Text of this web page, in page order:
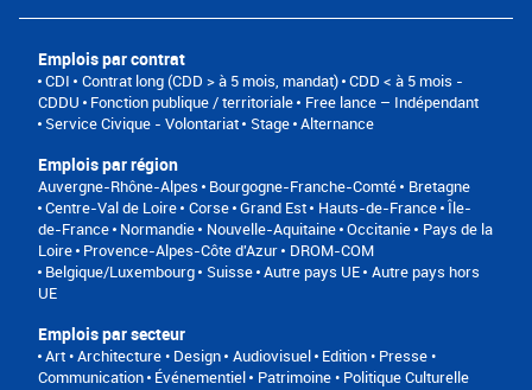
Emplois par contrat
CDI Contrat long (CDD > à 5 mois, mandat) CDD < à 5 mois -
CDDU
Fonction publique / territoriale
Free lance – Indépendant
Service Civique - Volontariat
Stage Alternance
Emplois par région
Auvergne-Rhône-Alpes Bourgogne-Franche-Comté
Bretagne
Centre-Val de Loire Corse Grand Est Hauts-de-France Île-
de-France Normandie Nouvelle-Aquitaine Occitanie
Pays de la
Loire Provence-Alpes-Côte d'Azur
DROM-COM
Belgique/Luxembourg
Suisse Autre pays UE Autre pays hors
UE
Emplois par secteur
Art • Architecture • Design Audiovisuel Edition • Presse •
Communication Événementiel
Patrimoine • Politique Culturelle